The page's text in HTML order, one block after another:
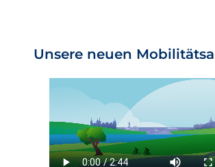
Unsere neuen